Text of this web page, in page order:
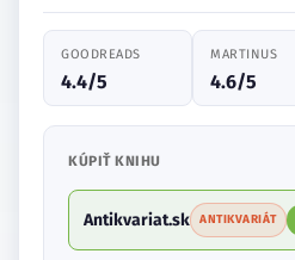
GOODREADS
4.4/5
MARTINUS
4.6/5
KÚPIŤ KNIHU
Antikvariat.sk ANTIKVARIÁT